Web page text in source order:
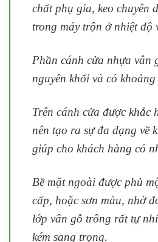
chất phụ gia, keo chuyên
trong máy trộn ở nhiệt độ
Phần cánh cửa nhựa vân
nguyên khối và có
Trên cánh cửa được khắc
nên tạo ra sự đa dạng về
giúp cho khách hàng có
Bề mặt ngoài được phủ
cấp, hoặc sơn màu, nhờ
lớp vân gỗ trông rất tự
kém sang trọng.